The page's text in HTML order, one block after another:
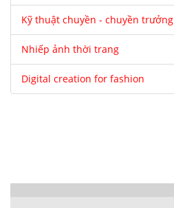
Kỹ thuật chuyền - chuyền trưởng
Nhiếp ảnh thời trang
Digital creation for fashion